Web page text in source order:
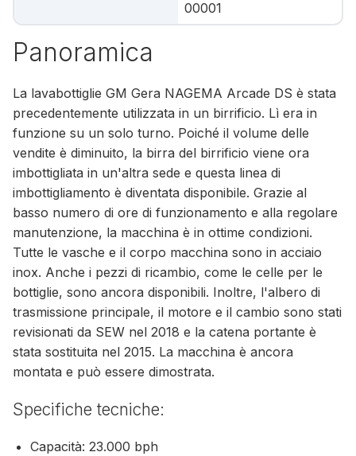
00001
Panoramica
La lavabottiglie GM Gera NAGEMA Arcade DS è stata
precedentemente utilizzata in un birrificio. Lì era in
funzione su un solo turno. Poiché il volume delle
vendite è diminuito, la birra del birrificio viene ora
imbottigliata in un'altra sede e questa linea di
imbottigliamento è diventata disponibile. Grazie al
basso numero di ore di funzionamento e alla regolare
manutenzione, la macchina è in ottime condizioni.
Tutte le vasche e il corpo macchina sono in acciaio
inox. Anche i pezzi di ricambio, come le celle per le
bottiglie, sono ancora disponibili. Inoltre, l'albero di
trasmissione principale, il motore e il cambio sono stati
revisionati da SEW nel 2018 e la catena portante è
stata sostituita nel 2015. La macchina è ancora
montata e può essere dimostrata.
Specifiche tecniche:
Capacità: 23.000 bph